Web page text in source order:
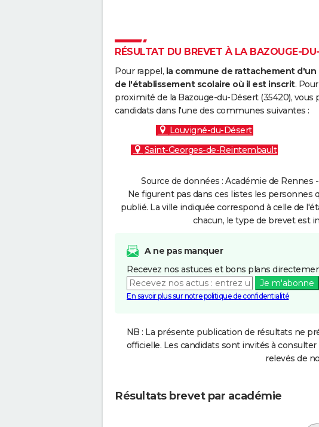
RÉSULTAT DU BREVET À LA BAZOUGE-
Pour rappel, la commune de rattachement
de l'établissement scolaire où il est inscrit.
proximité de la Bazouge-du-Désert (35420),
candidats dans l'une des communes suivantes :
Louvigné-du-Désert
Saint-Georges-de-Reintembault
Source de données : Académie de
Ne figurent pas dans ces listes les personnes
publié. La ville indiquée correspond à celle de
chacun, le type de brevet est
A ne pas manquer
Recevez nos astuces et bons plans
Je m'abonne
En savoir plus sur notre politique de confidentialité
NB : La présente publication de résultats ne
officielle. Les candidats sont invités à
relevés de
Résultats brevet par académie